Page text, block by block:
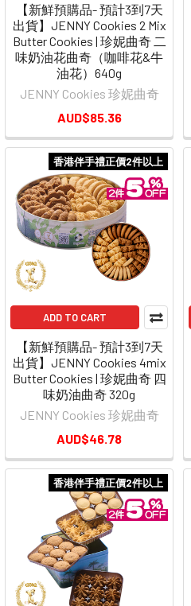
【新鮮預購品- 預計3到7天
出貨】JENNY Cookies 2 Mix
Butter Cookies | 珍妮曲奇 二
味奶油花曲奇（咖啡花&牛
油花）640g
JENNY Cookies 珍妮曲奇
AUD$85.36
香港伴手禮正價2件以上
ADD TO CART
【新鮮預購品- 預計3到7天
出貨】JENNY Cookies 4mix
Butter Cookies | 珍妮曲奇 四
味奶油曲奇 320g
JENNY Cookies 珍妮曲奇
AUD$46.78
香港伴手禮正價2件以上